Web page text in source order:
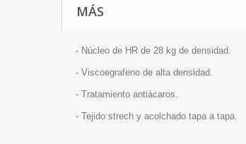
MÁS
- Núcleo de HR de 28 kg de densidad.
- Viscoegrafeno de alta densidad.
- Tratamiento antiácaros.
- Tejido strech y acolchado tapa a tapa.